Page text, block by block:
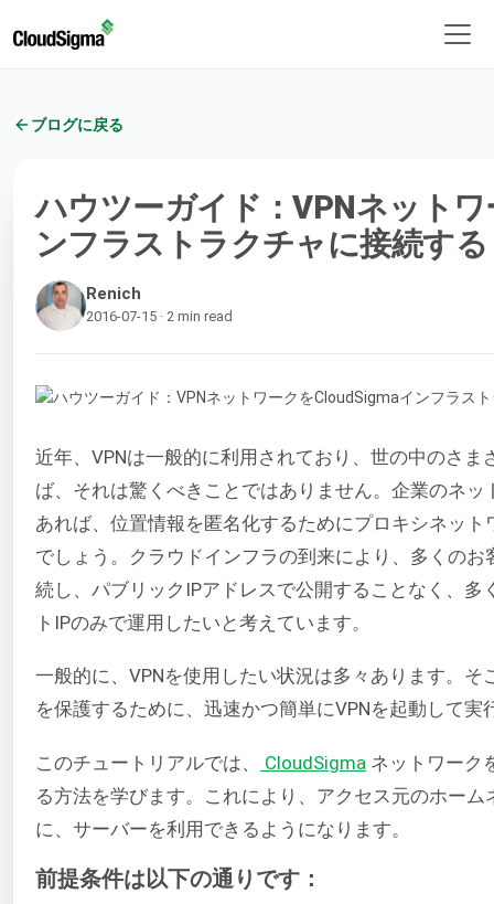
ブログに戻る
ハウツーガイド：VPNネット
ンフラストラクチャに接続する
Renich
2016-07-15 · 2 min read
近年、VPNは一般的に利用されており、世の中のさ
ば、それは驚くべきことではありません。企業のネ
あれば、位置情報を匿名化するためにプロキシネッ
でしょう。クラウドインフラの到来により、多くの
続し、パブリックIPアドレスで公開することなく、
トIPのみで運用したいと考えています。
一般的に、VPNを使用したい状況は多々あります。
を保護するために、迅速かつ簡単にVPNを起動して
このチュートリアルでは、 CloudSigma ネットワーク
る方法を学びます。これにより、アクセス元のホー
に、サーバーを利用できるようになります。
前提条件は以下の通りです：